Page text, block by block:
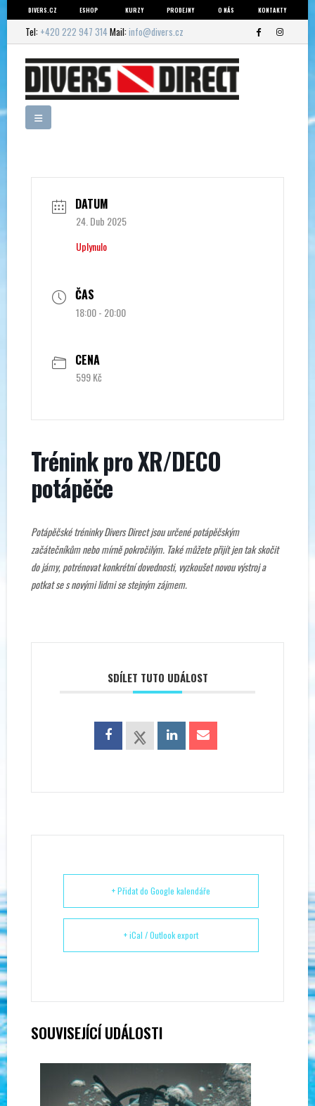
DIVERS.CZ ESHOP KURZY PRODEJNY O NÁS KONTAKTY
Tel: +420 222 947 314Mail:info@divers.cz
DATUM
24. Dub 2025
Uplynulo
ČAS
18:00 - 20:00
CENA
599 Kč
Trénink pro XR/DECO
potápěče
Potápěčské tréninky Divers Direct jsou určené potápěčským
začátečníkům nebo mírně pokročilým. Také můžete přijít jen tak skočit
do jámy, potrénovat konkrétní dovednosti, vyzkoušet novou výstroj a
potkat se s novými lidmi se stejným zájmem.
SDÍLET TUTO UDÁLOST
+ Přidat do Google kalendáře
+ iCal / Outlook export
SOUVISEJÍCÍ UDÁLOSTI